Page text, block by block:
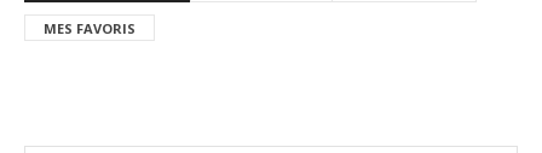
MES FAVORIS